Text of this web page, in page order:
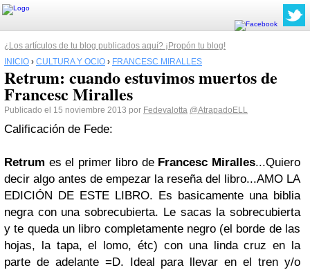
¿Los artículos de tu blog publicados aquí? ¡Propón tu blog!
INICIO › CULTURA Y OCIO › FRANCESC MIRALLES
Retrum: cuando estuvimos muertos de
Francesc Miralles
Publicado el 15 noviembre 2013 por Fedevalotta @AtrapadoELL
Calificación de Fede:
Retrum es el primer libro de Francesc Miralles...Quiero
decir algo antes de empezar la reseña del libro...AMO LA
EDICIÓN DE ESTE LIBRO. Es basicamente una biblia
negra con una sobrecubierta. Le sacas la sobrecubierta
y te queda un libro completamente negro (el borde de las
hojas, la tapa, el lomo, étc) con una linda cruz en la
parte de adelante =D. Ideal para llevar en el tren y/o